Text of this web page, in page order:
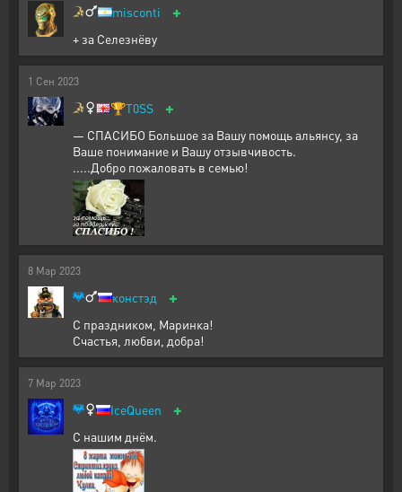
misconti +
+ за Селезнёву
1 Сен 2023
🏆T0SS +
— СПАСИБО Большое за Вашу помощь альянсу, за
Ваше понимание и Вашу отзывчивость.
.....Добро пожаловать в семью!
8 Мар 2023
констэд +
С праздником, Маринка!
Счастья, любви, добра!
7 Мар 2023
IceQueen +
С нашим днём.